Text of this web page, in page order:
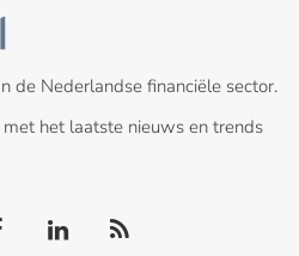
de Nederlandse financiële sector.
het laatste nieuws en trends